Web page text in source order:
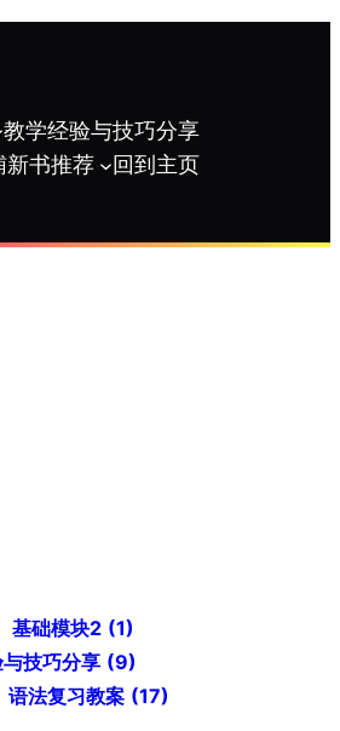
教学经验与技巧分享
新书推荐
回到主页
基础模块2 (1)
技巧分享 (9)
语法复习教案 (17)